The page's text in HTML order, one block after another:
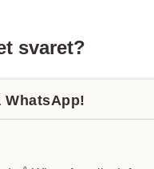
svaret?